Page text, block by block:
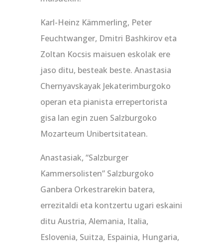
Karl-Heinz Kämmerling, Peter
Feuchtwanger, Dmitri Bashkirov eta
Zoltan Kocsis maisuen eskolak ere
jaso ditu, besteak beste. Anastasia
Chernyavskayak Jekaterimburgoko
operan eta pianista errepertorista
gisa lan egin zuen Salzburgoko
Mozarteum Unibertsitatean.
Anastasiak, “Salzburger
Kammersolisten” Salzburgoko
Ganbera Orkestrarekin batera,
errezitaldi eta kontzertu ugari eskaini
ditu Austria, Alemania, Italia,
Eslovenia, Suitza, Espainia, Hungaria,